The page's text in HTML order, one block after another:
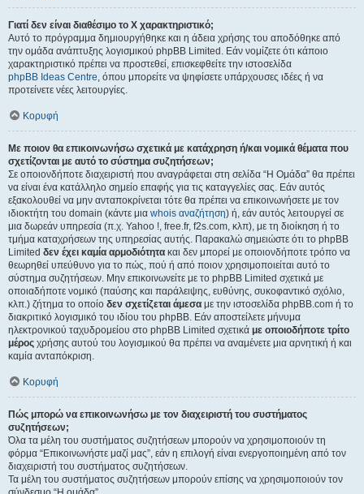
Γιατί δεν είναι διαθέσιμο το Χ χαρακτηριστικό;
Αυτό το πρόγραμμα δημιουργήθηκε και η άδεια χρήσης του αποδόθηκε από
την ομάδα ανάπτυξης λογισμικού phpBB Limited. Εάν νομίζετε ότι κάποιο
χαρακτηριστικό πρέπει να προστεθεί, επισκεφθείτε την ιστοσελίδα
phpBB Ideas Centre, όπου μπορείτε να ψηφίσετε υπάρχουσες ιδέες ή να
προτείνετε νέες λειτουργίες.
Κορυφή
Με ποιον θα επικοινωνήσω σχετικά με κατάχρηση ή/και νομικά θέματα που
σχετίζονται με αυτό το σύστημα συζητήσεων;
Σε οποιονδήποτε διαχειριστή που αναγράφεται στη σελίδα “Η Ομάδα” θα πρέπει
να είναι ένα κατάλληλο σημείο επαφής για τις καταγγελίες σας. Εάν αυτός
εξακολουθεί να μην ανταποκρίνεται τότε θα πρέπει να επικοινωνήσετε με τον
ιδιοκτήτη του domain (κάντε μια whois αναζήτηση) ή, εάν αυτός λειτουργεί σε
μια δωρεάν υπηρεσία (π.χ. Yahoo !, free.fr, f2s.com, κλπ), με τη διοίκηση ή το
τμήμα καταχρήσεων της υπηρεσίας αυτής. Παρακαλώ σημειώστε ότι το phpBB
Limited δεν έχει καμία αρμοδιότητα και δεν μπορεί με οποιονδήποτε τρόπο να
θεωρηθεί υπεύθυνο για το πώς, πού ή από ποιον χρησιμοποιείται αυτό το
σύστημα συζητήσεων. Μην επικοινωνείτε με το phpBB Limited σχετικά με
οποιαδήποτε νομικό (παύσης και παράλειψης, ευθύνης, συκοφαντικό σχόλιο,
κλπ.) ζήτημα το οποίο δεν σχετίζεται άμεσα με την ιστοσελίδα phpBB.com ή το
διακριτικό λογισμικό του ιδίου του phpBB. Εάν αποστείλετε μήνυμα
ηλεκτρονικού ταχυδρομείου στο phpBB Limited σχετικά με οποιοδήποτε τρίτο
μέρος χρήσης αυτού του λογισμικού θα πρέπει να αναμένετε μια αρνητική ή και
καμία ανταπόκριση.
Κορυφή
Πώς μπορώ να επικοινωνήσω με τον διαχειριστή του συστήματος
συζητήσεων;
Όλα τα μέλη του συστήματος συζητήσεων μπορούν να χρησιμοποιούν τη
φόρμα “Επικοινωνήστε μαζί μας”, εάν η επιλογή είναι ενεργοποιημένη από τον
διαχειριστή του συστήματος συζητήσεων.
Τα μέλη του συστήματος συζητήσεων μπορούν επίσης να χρησιμοποιούν τον